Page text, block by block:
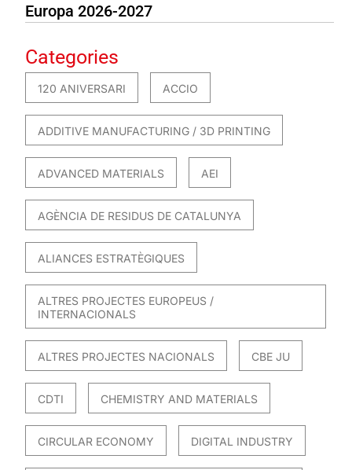
Europa 2026-2027
Categories
120 ANIVERSARI ACCIO
ADDITIVE MANUFACTURING / 3D PRINTING
ADVANCED MATERIALS AEI
AGÈNCIA DE RESIDUS DE CATALUNYA
ALIANCES ESTRATÈGIQUES
ALTRES PROJECTES EUROPEUS /
INTERNACIONALS
ALTRES PROJECTES NACIONALS CBE JU
CDTI CHEMISTRY AND MATERIALS
CIRCULAR ECONOMY DIGITAL INDUSTRY